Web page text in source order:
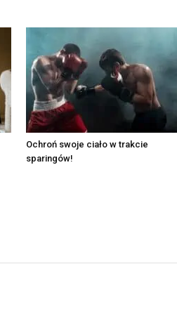
Ochroń swoje ciało w trakcie
sparingów!